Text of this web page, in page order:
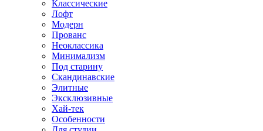
Классические
Лофт
Модерн
Прованс
Неоклассика
Минимализм
Под старину
Скандинавские
Элитные
Эксклюзивные
Хай-тек
Особенности